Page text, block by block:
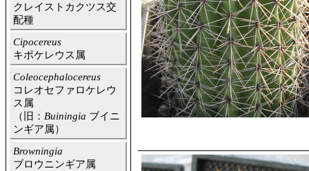
クレイストカクツス交
配種
Cipocereus
キポケレウス属
Coleocephalocereus
コレオセファロケレウ
ス属
（旧： Buiningia ブイニ
ンギア属）
Browningia
ブロウニンギア属